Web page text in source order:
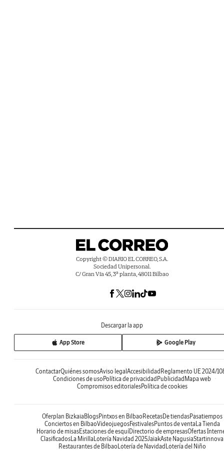
Copyright © DIARIO EL CORREO, S.A.
Sociedad Unipersonal.
C/ Gran Vía 45, 3ª planta, 48011 Bilbao
Descargar la app
App Store Google Play
ContactarQuiénes somosAviso legal Accesibilidad Reglamento UE 2024/
Condiciones de uso Política de privacidad Publicidad Mapa web
Compromisos editorialesPolítica de cookies
Oferplan Bizkaia BlogsPintxos en Bilbao RecetasDe tiendasPasatiempos
Conciertos en BilbaoVideojuegosFestivalesPuntos de venta La Tienda
Horario de misasEstaciones de esquíDirectorio de empresasOfertas
Clasificados La Mirilla Lotería Navidad 2025JaiakAste NagusiaStartinnova
Restaurantes de Bilbao Lotería de Navidad Lotería del Niño